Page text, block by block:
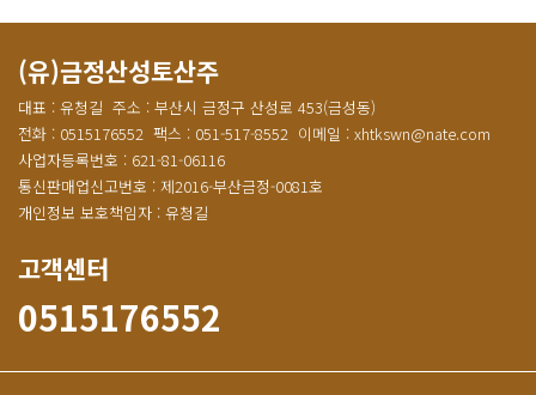
(유)금정산성토산주
대표 : 유청길 주소 : 부산시 금정구 산성로 453(금성동)
전화 : 0515176552 팩스 : 051-517-8552 이메일 : xhtkswn@nate.com
사업자등록번호 : 621-81-06116
통신판매업신고번호 : 제2016-부산금정-0081호
개인정보 보호책임자 : 유청길
고객센터
0515176552